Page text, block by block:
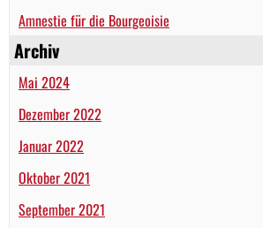
Amnestie für die Bourgeoisie
Archiv
Mai 2024
Dezember 2022
Januar 2022
Oktober 2021
September 2021